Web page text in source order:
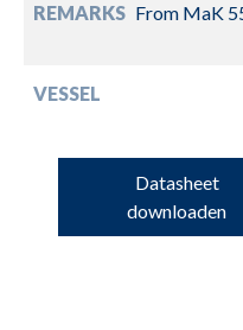
REMARKS From MaK
VESSEL
Datasheet
downloaden